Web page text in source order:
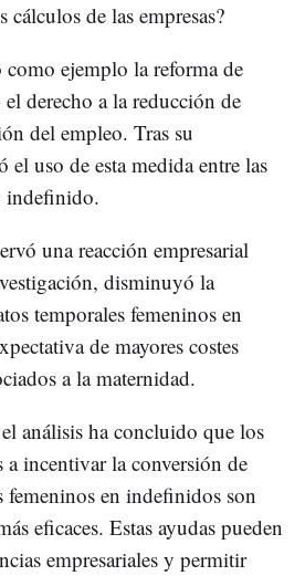
de las empresas?
ejemplo la reforma de
derecho a la reducción de
del empleo. Tras su
el uso de esta medida entre las
indefinido.
una reacción empresarial
disminuyó la
temporales femeninos en
de mayores costes
a la maternidad.
análisis ha concluido que los
a incentivar la conversión de
femeninos en indefinidos son
eficaces. Estas ayudas pueden
empresariales y permitir